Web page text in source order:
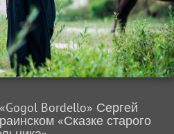
Bordello» Сергей
«Сказке старого